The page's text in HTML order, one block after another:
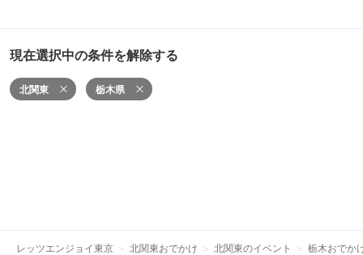
現在選択中の条件を解除する
北関東 栃木県
レッツエンジョイ東京 北関東おでかけ 北関東のイベント 栃木おでか